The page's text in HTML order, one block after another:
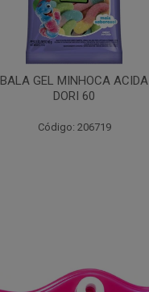
BALA GEL MINHOCA ACIDA
DORI 60
Código: 206719